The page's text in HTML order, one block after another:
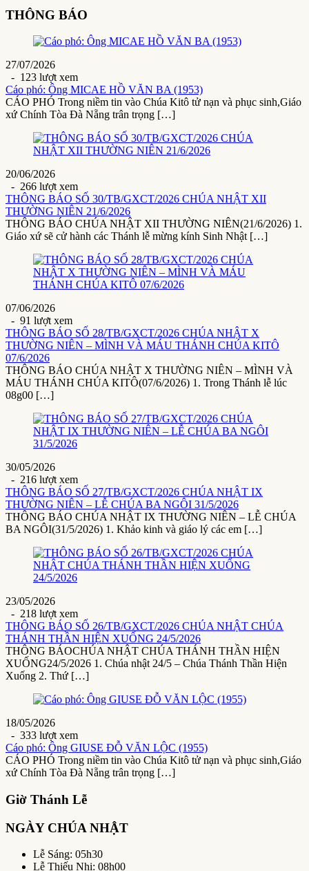
THÔNG BÁO
27/07/2026
- 123 lượt xem
Cáo phó: Ông MICAE HỒ VĂN BA (1953)
CÁO PHÓ Trong niềm tin vào Chúa Kitô tử nạn và phục sinh,Giáo
xứ Chính Tòa Đà Nẵng trân trọng […]
20/06/2026
- 266 lượt xem
THÔNG BÁO SỐ 30/TB/GXCT/2026 CHÚA NHẬT XII
THƯỜNG NIÊN 21/6/2026
THÔNG BÁO CHÚA NHẬT XII THƯỜNG NIÊN(21/6/2026) 1.
Giáo xứ sẽ cử hành các Thánh lễ mừng kính Sinh Nhật […]
07/06/2026
- 91 lượt xem
THÔNG BÁO SỐ 28/TB/GXCT/2026 CHÚA NHẬT X
THƯỜNG NIÊN – MÌNH VÀ MÁU THÁNH CHÚA KITÔ
07/6/2026
THÔNG BÁO CHÚA NHẬT X THƯỜNG NIÊN – MÌNH VÀ
MÁU THÁNH CHÚA KITÔ(07/6/2026) 1. Trong Thánh lễ lúc
08g00 […]
30/05/2026
- 216 lượt xem
THÔNG BÁO SỐ 27/TB/GXCT/2026 CHÚA NHẬT IX
THƯỜNG NIÊN – LỄ CHÚA BA NGÔI 31/5/2026
THÔNG BÁO CHÚA NHẬT IX THƯỜNG NIÊN – LỄ CHÚA
BA NGÔI(31/5/2026) 1. Khảo kinh và giáo lý các em […]
23/05/2026
- 218 lượt xem
THÔNG BÁO SỐ 26/TB/GXCT/2026 CHÚA NHẬT CHÚA
THÁNH THẦN HIỆN XUỐNG 24/5/2026
THÔNG BÁOCHÚA NHẬT CHÚA THÁNH THẦN HIỆN
XUỐNG24/5/2026 1. Chúa nhật 24/5 – Chúa Thánh Thần Hiện
Xuống 2. Thứ […]
18/05/2026
- 333 lượt xem
Cáo phó: Ông GIUSE ĐỖ VĂN LỘC (1955)
CÁO PHÓ Trong niềm tin vào Chúa Kitô tử nạn và phục sinh,Giáo
xứ Chính Tòa Đà Nẵng trân trọng […]
Giờ Thánh Lễ
NGÀY CHÚA NHẬT
Lễ Sáng: 05h30
Lễ Thiếu Nhi: 08h00